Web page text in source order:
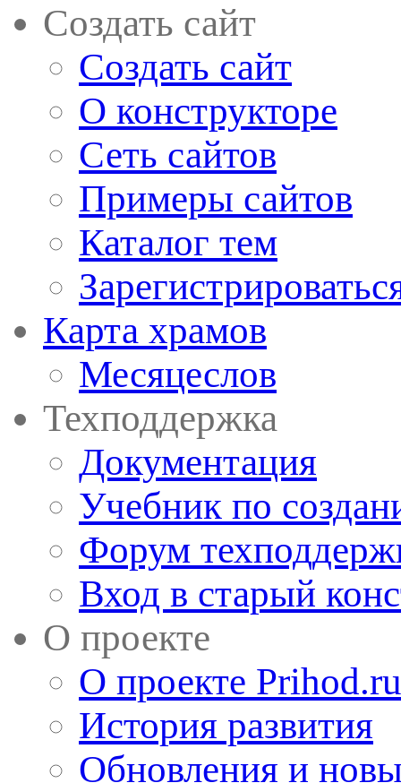
Создать сайт
Создать сайт
О конструкторе
Сеть сайтов
Примеры сайтов
Каталог тем
Карта храмов
Месяцеслов
Техподдержка
Документация
Учебник по
Форум
Вход в старый
О проекте
О проекте Prihod.ru
История развития
Обновления и